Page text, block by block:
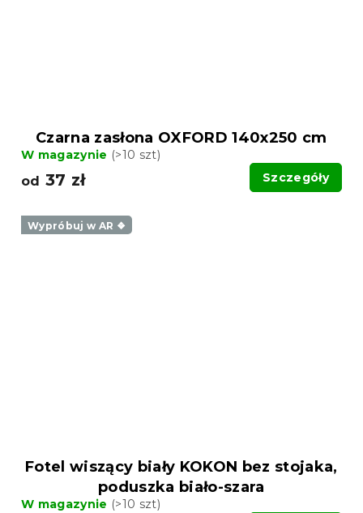
Czarna zasłona OXFORD 140x250 cm
W magazynie (>10 szt)
od 37 zł Szczegóły
Wypróbuj w AR ❖
Fotel wiszący biały KOKON bez stojaka,
poduszka biało-szara
W magazynie (>10 szt)